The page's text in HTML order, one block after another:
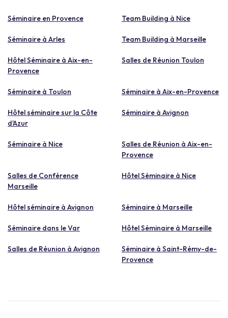
Séminaire en Provence Team Building à Nice
Séminaire à Arles Team Building à Marseille
Hôtel Séminaire à Aix-en-
Provence
Salles de Réunion Toulon
Séminaire à Toulon Séminaire à Aix-en-Provence
Hôtel séminaire sur la Côte
d'Azur
Séminaire à Avignon
Séminaire à Nice
Salles de Réunion à Aix-en-
Provence
Salles de Conférence
Marseille
Hôtel Séminaire à Nice
Hôtel séminaire à Avignon Séminaire à Marseille
Séminaire dans le Var Hôtel Séminaire à Marseille
Salles de Réunion à Avignon
Séminaire à Saint-Rémy-de-
Provence